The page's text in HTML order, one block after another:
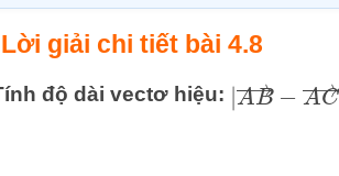
Lời giải chi tiết bài 4.8
độ dài vectơ hiệu: |AB→ −A